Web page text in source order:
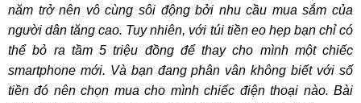
năm trở nên vô cùng sôi động bởi nhu cầu mua sắm của
người dân tăng cao. Tuy nhiên, với túi tiền eo hẹp bạn chỉ có
thể bỏ ra tầm 5 triệu đồng để thay cho mình một chiếc
smartphone mới. Và bạn đang phân vân không biết với số
tiền đó nên chọn mua cho mình chiếc điện thoại nào. Bài